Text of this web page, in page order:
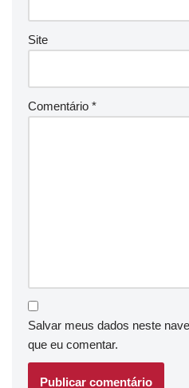
Site
Comentário *
Salvar meus dados neste
que eu comentar.